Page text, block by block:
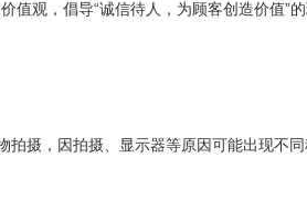
值观，倡导“诚信待人，为顾客创造价值”
拍摄，因拍摄、显示器等原因可能出现不